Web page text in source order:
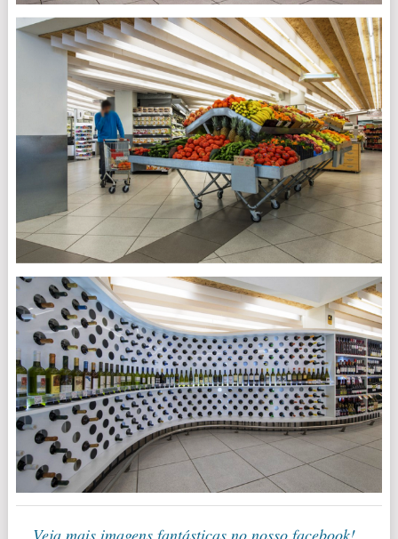
Veja mais imagens fantásticas no nosso facebook!